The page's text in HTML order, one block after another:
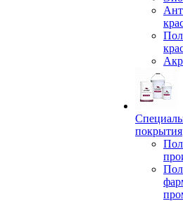
покрытия